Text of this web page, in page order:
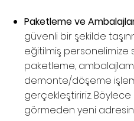
Paketleme ve
güvenli bir şekilde
eğitilmiş personelimize
paketleme,
demonte/döşeme
gerçekleştiririz. Böylece
görmeden yeni